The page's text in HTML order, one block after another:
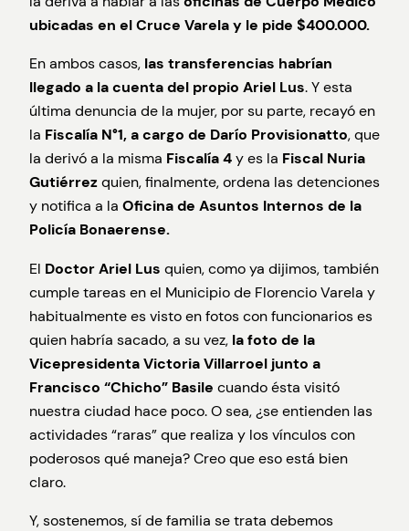
ubicadas en el Cruce Varela y le pide $400.000.
En ambos casos, las transferencias habrían
llegado a la cuenta del propio Ariel Lus. Y esta
última denuncia de la mujer, por su parte, recayó en
la Fiscalía N°1, a cargo de Darío Provisionatto, que
la derivó a la misma Fiscalía 4y es la Fiscal Nuria
Gutiérrezquien, finalmente, ordena las detenciones
y notifica a la Oficina de Asuntos Internos de la
Policía Bonaerense.
El Doctor Ariel Lus quien, como ya dijimos, también
cumple tareas en el Municipio de Florencio Varela y
habitualmente es visto en fotos con funcionarios es
quien habría sacado, a su vez, la foto de la
Vicepresidenta Victoria Villarroel junto a
Francisco “Chicho” Basile cuando ésta visitó
nuestra ciudad hace poco. O sea, ¿se entienden las
actividades “raras” que realiza y los vínculos con
poderosos qué maneja? Creo que eso está bien
claro.
Y, sostenemos, sí de familia se trata debemos